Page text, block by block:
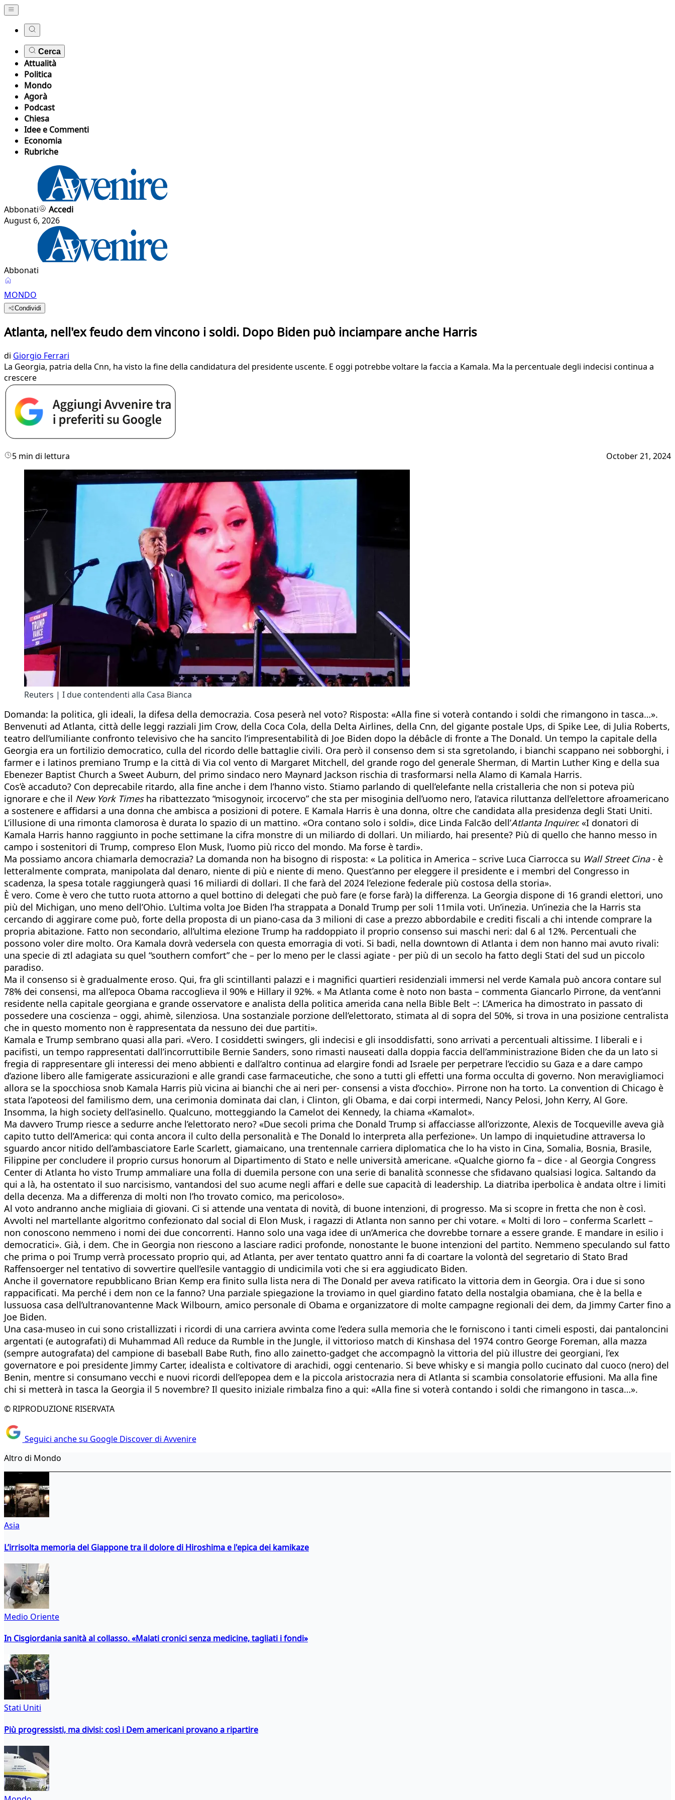
Cerca
Attualità
Politica
Mondo
Agorà
Podcast
Chiesa
Idee e Commenti
Economia
Rubriche
Abbonati
Accedi
August 6, 2026
Abbonati
MONDO
Condividi
Atlanta, nell'ex feudo dem vincono i soldi. Dopo Biden può inciampare anche Harris
di Giorgio Ferrari
La Georgia, patria della Cnn, ha visto la fine della candidatura del presidente uscente. E oggi potrebbe voltare la faccia a Kamala. Ma la percentuale degli indecisi continua a
crescere
5 min di lettura October 21, 2024
Reuters | I due contendenti alla Casa Bianca
Domanda: la politica, gli ideali, la difesa della democrazia. Cosa peserà nel voto? Risposta: «Alla fine si voterà contando i soldi che rimangono in tasca…».
Benvenuti ad Atlanta, città delle leggi razziali Jim Crow, della Coca Cola, della Delta Airlines, della Cnn, del gigante postale Ups, di Spike Lee, di Julia Roberts,
teatro dell’umiliante confronto televisivo che ha sancito l’impresentabilità di Joe Biden dopo la débâcle di fronte a The Donald. Un tempo la capitale della
Georgia era un fortilizio democratico, culla del ricordo delle battaglie civili. Ora però il consenso dem si sta sgretolando, i bianchi scappano nei sobborghi, i
farmer e i latinos premiano Trump e la città di Via col vento di Margaret Mitchell, del grande rogo del generale Sherman, di Martin Luther King e della sua
Ebenezer Baptist Church a Sweet Auburn, del primo sindaco nero Maynard Jackson rischia di trasformarsi nella Alamo di Kamala Harris.
Cos’è accaduto? Con deprecabile ritardo, alla fine anche i dem l’hanno visto. Stiamo parlando di quell’elefante nella cristalleria che non si poteva più
ignorare e che il New York Timesha ribattezzato “misogynoir, ircocervo” che sta per misoginia dell’uomo nero, l’atavica riluttanza dell’elettore afroamericano
a sostenere e affidarsi a una donna che ambisca a posizioni di potere. E Kamala Harris è una donna, oltre che candidata alla presidenza degli Stati Uniti.
L’illusione di una rimonta clamorosa è durata lo spazio di un mattino. «Ora contano solo i soldi», dice Linda Falcão dell’AtlantaInquirer.«I donatori di
Kamala Harris hanno raggiunto in poche settimane la cifra monstre di un miliardo di dollari. Un miliardo, hai presente? Più di quello che hanno messo in
campo i sostenitori di Trump, compreso Elon Musk, l’uomo più ricco del mondo. Ma forse è tardi».
Ma possiamo ancora chiamarla democrazia? La domanda non ha bisogno di risposta: « La politica in America – scrive Luca Ciarrocca su Wall Street Cina- è
letteralmente comprata, manipolata dal denaro, niente di più e niente di meno. Quest’anno per eleggere il presidente e i membri del Congresso in
scadenza, la spesa totale raggiungerà quasi 16 miliardi di dollari. Il che farà del 2024 l’elezione federale più costosa della storia».
È vero. Come è vero che tutto ruota attorno a quel bottino di delegati che può fare (e forse farà) la differenza. La Georgia dispone di 16 grandi elettori, uno
più del Michigan, uno meno dell’Ohio. L’ultima volta Joe Biden l’ha strappata a Donald Trump per soli 11mila voti. Un’inezia. Un’inezia che la Harris sta
cercando di aggirare come può, forte della proposta di un piano-casa da 3 milioni di case a prezzo abbordabile e crediti fiscali a chi intende comprare la
propria abitazione. Fatto non secondario, all’ultima elezione Trump ha raddoppiato il proprio consenso sui maschi neri: dal 6 al 12%. Percentuali che
possono voler dire molto. Ora Kamala dovrà vedersela con questa emorragia di voti. Si badi, nella downtown di Atlanta i dem non hanno mai avuto rivali:
una specie di ztl adagiata su quel “southern comfort” che – per lo meno per le classi agiate - per più di un secolo ha fatto degli Stati del sud un piccolo
paradiso.
Ma il consenso si è gradualmente eroso. Qui, fra gli scintillanti palazzi e i magnifici quartieri residenziali immersi nel verde Kamala può ancora contare sul
78% dei consensi, ma all’epoca Obama raccoglieva il 90% e Hillary il 92%. « Ma Atlanta come è noto non basta – commenta Giancarlo Pirrone, da vent’anni
residente nella capitale georgiana e grande osservatore e analista della politica amerida cana nella Bible Belt –: L’America ha dimostrato in passato di
possedere una coscienza – oggi, ahimè, silenziosa. Una sostanziale porzione dell’elettorato, stimata al di sopra del 50%, si trova in una posizione centralista
che in questo momento non è rappresentata da nessuno dei due partiti».
Kamala e Trump sembrano quasi alla pari. «Vero. I cosiddetti swingers, gli indecisi e gli insoddisfatti, sono arrivati a percentuali altissime. I liberali e i
pacifisti, un tempo rappresentati dall’incorruttibile Bernie Sanders, sono rimasti nauseati dalla doppia faccia dell’amministrazione Biden che da un lato si
fregia di rappresentare gli interessi dei meno abbienti e dall’altro continua ad elargire fondi ad Israele per perpetrare l’eccidio su Gaza e a dare campo
d’azione libero alle famigerate assicurazioni e alle grandi case farmaceutiche, che sono a tutti gli effetti una forma occulta di governo. Non meravigliamoci
allora se la spocchiosa snob Kamala Harris più vicina ai bianchi che ai neri per- consensi a vista d’occhio». Pirrone non ha torto. La convention di Chicago è
stata l’apoteosi del familismo dem, una cerimonia dominata dai clan, i Clinton, gli Obama, e dai corpi intermedi, Nancy Pelosi, John Kerry, Al Gore.
Insomma, la high society dell’asinello. Qualcuno, motteggiando la Camelot dei Kennedy, la chiama «Kamalot».
Ma davvero Trump riesce a sedurre anche l’elettorato nero? «Due secoli prima che Donald Trump si affacciasse all’orizzonte, Alexis de Tocqueville aveva già
capito tutto dell’America: qui conta ancora il culto della personalità e The Donald lo interpreta alla perfezione». Un lampo di inquietudine attraversa lo
sguardo ancor nitido dell’ambasciatore Earle Scarlett, giamaicano, una trentennale carriera diplomatica che lo ha visto in Cina, Somalia, Bosnia, Brasile,
Filippine per concludere il proprio cursus honorum al Dipartimento di Stato e nelle università americane. «Qualche giorno fa – dice - al Georgia Congress
Center di Atlanta ho visto Trump ammaliare una folla di duemila persone con una serie di banalità sconnesse che sfidavano qualsiasi logica. Saltando da
qui a là, ha ostentato il suo narcisismo, vantandosi del suo acume negli affari e delle sue capacità di leadership. La diatriba iperbolica è andata oltre i limiti
della decenza. Ma a differenza di molti non l’ho trovato comico, ma pericoloso».
Al voto andranno anche migliaia di giovani. Ci si attende una ventata di novità, di buone intenzioni, di progresso. Ma si scopre in fretta che non è così.
Avvolti nel martellante algoritmo confezionato dal social di Elon Musk, i ragazzi di Atlanta non sanno per chi votare. « Molti di loro – conferma Scarlett –
non conoscono nemmeno i nomi dei due concorrenti. Hanno solo una vaga idee di un’America che dovrebbe tornare a essere grande. E mandare in esilio i
democratici». Già, i dem. Che in Georgia non riescono a lasciare radici profonde, nonostante le buone intenzioni del partito. Nemmeno speculando sul fatto
che prima o poi Trump verrà processato proprio qui, ad Atlanta, per aver tentato quattro anni fa di coartare la volontà del segretario di Stato Brad
Raffensoerger nel tentativo di sovvertire quell’esile vantaggio di undicimila voti che si era aggiudicato Biden.
Anche il governatore repubblicano Brian Kemp era finito sulla lista nera di The Donald per aveva ratificato la vittoria dem in Georgia. Ora i due si sono
rappacificati. Ma perché i dem non ce la fanno? Una parziale spiegazione la troviamo in quel giardino fatato della nostalgia obamiana, che è la bella e
lussuosa casa dell’ultranovantenne Mack Wilbourn, amico personale di Obama e organizzatore di molte campagne regionali dei dem, da Jimmy Carter fino a
Joe Biden.
Una casa-museo in cui sono cristallizzati i ricordi di una carriera avvinta come l’edera sulla memoria che le forniscono i tanti cimeli esposti, dai pantaloncini
argentati (e autografati) di Muhammad Alì reduce da Rumble in the Jungle, il vittorioso match di Kinshasa del 1974 contro George Foreman, alla mazza
(sempre autografata) del campione di baseball Babe Ruth, fino allo zainetto-gadget che accompagnò la vittoria del più illustre dei georgiani, l’ex
governatore e poi presidente Jimmy Carter, idealista e coltivatore di arachidi, oggi centenario. Si beve whisky e si mangia pollo cucinato dal cuoco (nero) del
Benin, mentre si consumano vecchi e nuovi ricordi dell’epopea dem e la piccola aristocrazia nera di Atlanta si scambia consolatorie effusioni. Ma alla fine
chi si metterà in tasca la Georgia il 5 novembre? Il quesito iniziale rimbalza fino a qui: «Alla fine si voterà contando i soldi che rimangono in tasca…».
© RIPRODUZIONE RISERVATA
Seguici anche su Google Discover di Avvenire
Altro di Mondo
Asia
L’irrisolta memoria del Giappone tra il dolore di Hiroshima e l'epica dei kamikaze
Medio Oriente
In Cisgiordania sanità al collasso. «Malati cronici senza medicine, tagliati i fondi»
Stati Uniti
Più progressisti, ma divisi: così i Dem americani provano a ripartire